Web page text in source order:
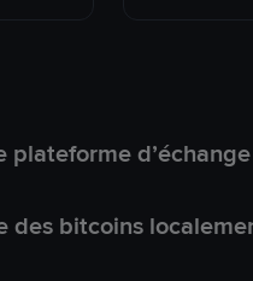
plateforme
des bitcoins